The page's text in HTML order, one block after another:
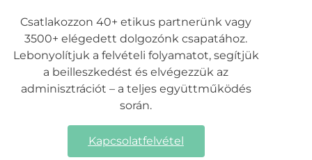
Csatlakozzon 40+ etikus partnerünk vagy
3500+ elégedett dolgozónk csapatához.
Lebonyolítjuk a felvételi folyamatot, segítjük
a beilleszkedést és elvégezzük az
adminisztrációt – a teljes együttműködés
során.
Kapcsolatfelvétel